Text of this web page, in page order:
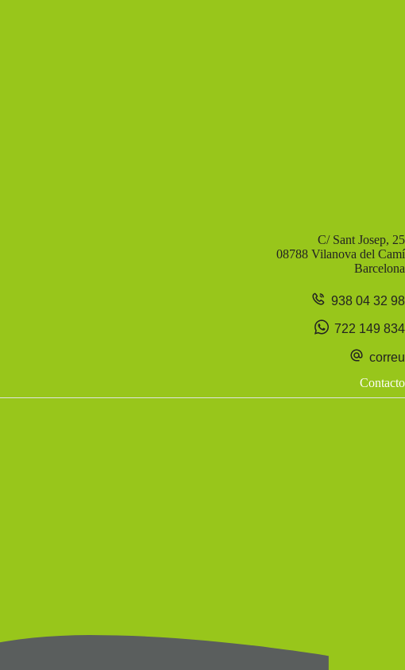
C/ Sant Josep, 25
08788 Vilanova del Camí
Barcelona
938 04 32 98
722 149 834
correu
Contacto